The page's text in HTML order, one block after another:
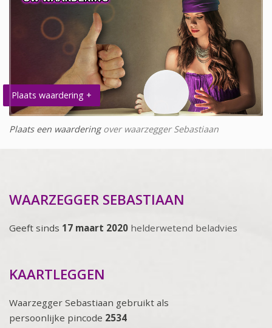
Plaats waardering +
Plaats een waarderingover waarzegger Sebastiaan
WAARZEGGER SEBASTIAAN
Geeft sinds 17 maart 2020 helderwetend beladvies
KAARTLEGGEN
Waarzegger Sebastiaan gebruikt als
persoonlijke pincode 2534